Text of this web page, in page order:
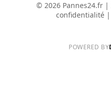
© 2026 Pannes24.fr |
confidentialité|
POWERED BY